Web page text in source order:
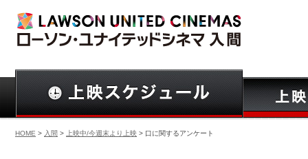
HOME > 入間 > 上映中/今週末より上映 > 口に関するアンケート